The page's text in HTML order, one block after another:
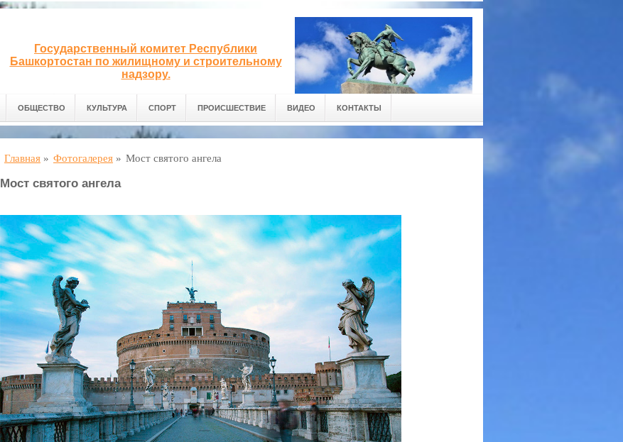
Государственный комитет Республики
Башкортостан по жилищному и строительному
надзору.
ОБЩЕСТВО КУЛЬТУРА СПОРТ ПРОИСШЕСТВИЕ ВИДЕО КОНТАКТЫ
Главная » Фотогалерея » Мост святого ангела
Мост святого ангела